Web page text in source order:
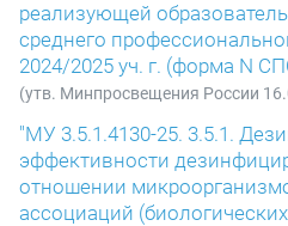
реализующей
среднего
2024/2025 уч. г. (форма N
(утв. Минпросвещения России
"МУ 3.5.1.4130-25. 3.5.1.
эффективности
отношении
ассоциаций